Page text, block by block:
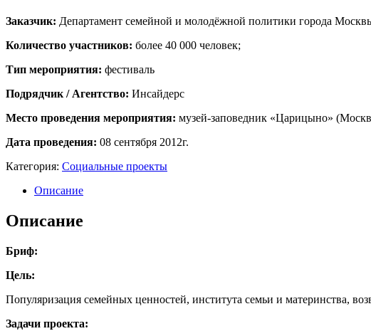
Заказчик: Департамент семейной и молодёжной политики города
Количество участников: более 40 000 человек;
Тип мероприятия: фестиваль
Подрядчик / Агентство: Инсайдерс
Место проведения мероприятия: музей-заповедник «Царицыно»
Дата проведения: 08 сентября 2012г.
Категория: Социальные проекты
Описание
Описание
Бриф:
Цель:
Популяризация семейных ценностей, института семьи и материнства,
Задачи проекта: